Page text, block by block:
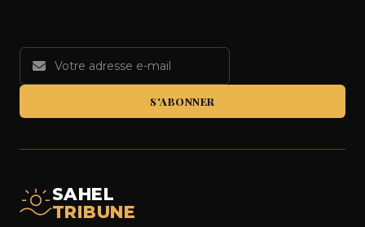
S'ABONNER
SAHEL
TRIBUNE